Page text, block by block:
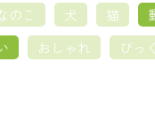
のこ 犬 猫
おしゃれ びっ